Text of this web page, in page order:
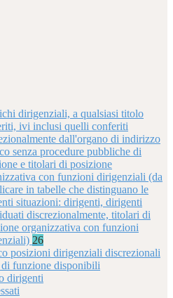
dirigenziali, a qualsiasi titolo
ivi inclusi quelli conferiti
dall'organo di indirizzo
senza procedure pubbliche di
e titolari di posizione
con funzioni dirigenziali (da
in tabelle che distinguano le
situazioni: dirigenti, dirigenti
discrezionalmente, titolari di
organizzativa con funzioni
26
posizioni dirigenziali discrezionali
di funzione disponibili
dirigenti